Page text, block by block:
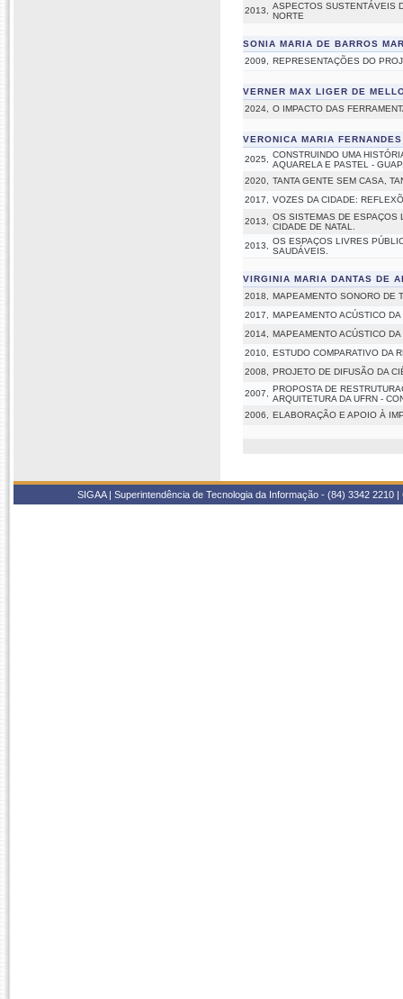
2013,
ASPECTOS SUSTENTÁVEIS
NORTE
SONIA MARIA DE BARROS
2009,
REPRESENTAÇÕES DO
VERNER MAX LIGER DE
2024,
O IMPACTO DAS
VERONICA MARIA
2025,
CONSTRUINDO UMA
AQUARELA E PASTEL -
2020,
TANTA GENTE SEM CASA,
2017,
VOZES DA CIDADE:
2013,
OS SISTEMAS DE ESPAÇOS
CIDADE DE NATAL.
2013,
OS ESPAÇOS LIVRES
SAUDÁVEIS.
VIRGINIA MARIA DANTAS DE
2018,
MAPEAMENTO SONORO DE
2017,
MAPEAMENTO ACÚSTICO
2014,
MAPEAMENTO ACÚSTICO
2010,
ESTUDO COMPARATIVO DA
2008,
PROJETO DE DIFUSÃO DA
2007,
PROPOSTA DE
ARQUITETURA DA UFRN -
2006,
ELABORAÇÃO E APOIO À
SIGAA | Superintendência de Tecnologia da Informação - (84) 3342